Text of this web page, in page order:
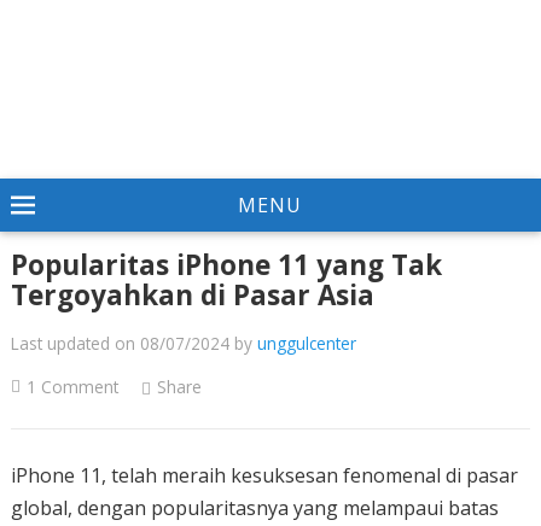
MENU
Popularitas iPhone 11 yang Tak
Tergoyahkan di Pasar Asia
Last updated on 08/07/2024 by unggulcenter
1 Comment
Share
iPhone 11, telah meraih kesuksesan fenomenal di pasar
global, dengan popularitasnya yang melampaui batas